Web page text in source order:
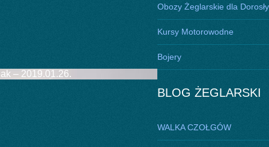
– 2019.01.26.
Obozy Żeglarskie dla
Kursy Motorowodne
Bojery
BLOG ŻEGLARSKI
WALKA CZOŁGÓW